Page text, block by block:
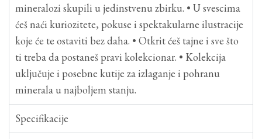
mineralozi skupili u jedinstvenu zbirku. • U svescima
ćeš naći kuriozitete, pokuse i spektakularne ilustracije
koje će te ostaviti bez daha. • Otkrit ćeš tajne i sve što
ti treba da postaneš pravi kolekcionar. • Kolekcija
uključuje i posebne kutije za izlaganje i pohranu
minerala u najboljem stanju.
Specifikacije